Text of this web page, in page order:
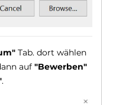
Tab. dort wählen
auf "Bewerben"
.